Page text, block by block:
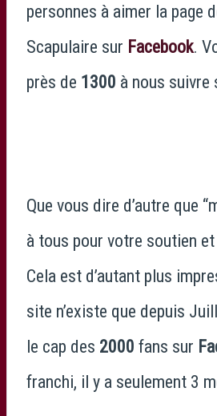
personnes à aimer la page
Scapulaire sur Facebook.
près de 1300 à nous suivre
Que vous dire d’autre que
à tous pour votre soutien
Cela est d’autant plus
site n’existe que depuis
le cap des 2000 fans sur
franchi, il y a seulement 3